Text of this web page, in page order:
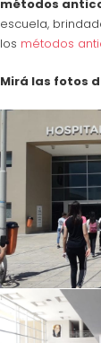
métodos
escuela,
los métodos
Mirá las fotos